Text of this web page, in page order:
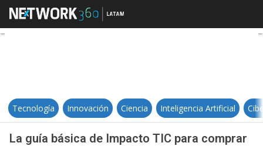
La guía básica de Impacto TIC
Tecnología Innovación Ciencia Inteligencia Artificial
La guía básica de Impacto TIC para comprar